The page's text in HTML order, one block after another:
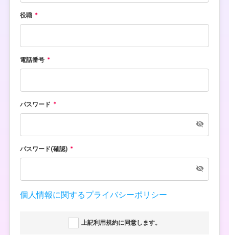
役職
電話番号
パスワード
パスワード(確認)
個人情報に関するプライバシーポリシー
上記利用規約に同意します。